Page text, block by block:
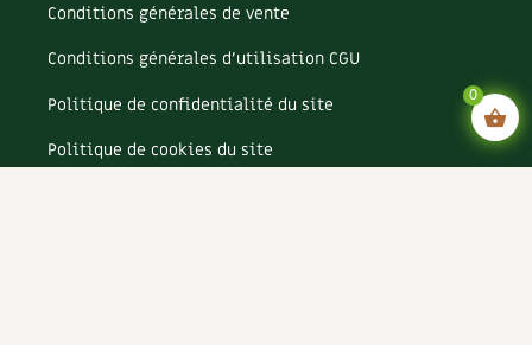
Conditions générales de vente
Conditions générales d’utilisation CGU
Politique de confidentialité du site
Politique de cookies du site
0